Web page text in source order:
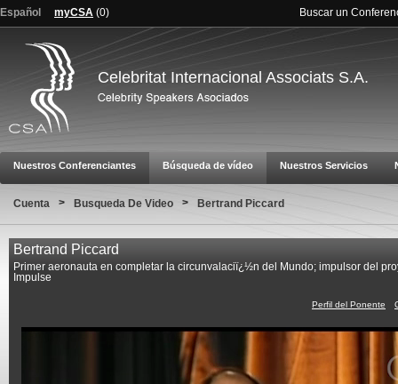
Español myCSA (0) Buscar un
Celebritat Internacional Associats S.A.
Nuestros Conferenciantes Búsqueda de vídeo Nuestros Servicios
Cuenta > Busqueda De Video > Bertrand Piccard
Bertrand Piccard
Primer aeronauta en completar la circunvalaciï¿½n del Mundo; impulsor del
Impulse
Perfil del Ponente